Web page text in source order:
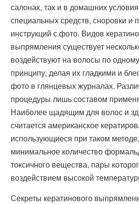
салонах, так и в домашних
специальных средств, сноровки и
инструкций с фото. Видов
выпрямления существует
воздействуют на волосы по
принципу, делая их гладкими и
фото в глянцевых журналах.
процедуры лишь составом
Наиболее щадящим для волос и
считается американское
использующиеся при таком
минимальное количество
токсичного вещества, пары
воздействием высокой
Секреты кератинового